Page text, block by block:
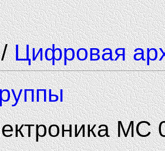
Цифровая
МС